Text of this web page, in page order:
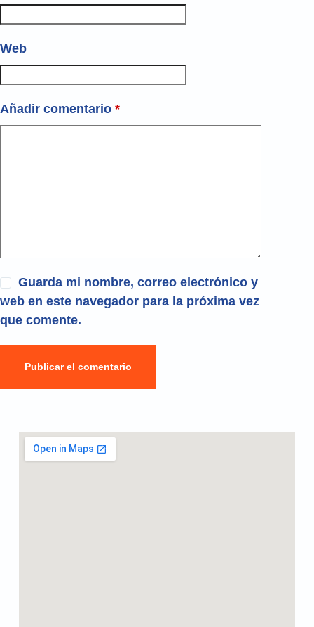
Web
Añadir comentario *
Guarda mi nombre, correo electrónico y
web en este navegador para la próxima vez
que comente.
Publicar el comentario